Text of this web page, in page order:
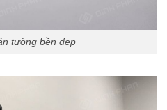
tường bền đẹp